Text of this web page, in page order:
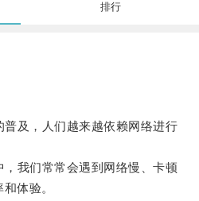
排行
及，人们越来越依赖网络进行
我们常常会遇到网络慢、卡顿
体验。